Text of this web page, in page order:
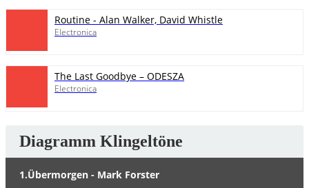
Routine - Alan Walker, David Whistle
Electronica
The Last Goodbye – ODESZA
Electronica
Diagramm Klingeltöne
1.Übermorgen - Mark Forster